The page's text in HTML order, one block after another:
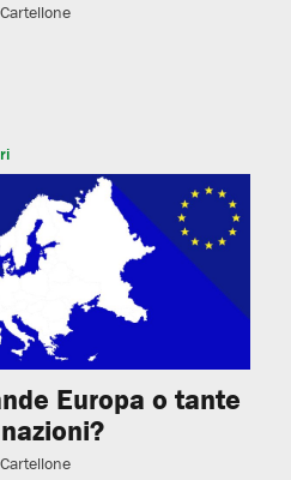
Cartellone
Europa o tante
Cartellone